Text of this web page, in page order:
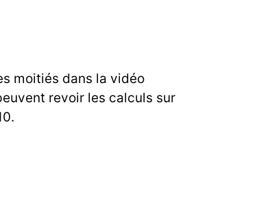
moitiés dans la vidéo
revoir les calculs sur